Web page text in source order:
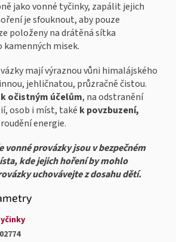
jako vonné tyčinky, zapálit jejich
je sfouknout, aby pouze
položeny na drátěná sítka
kamenných misek.
mají výraznou vůni himalájského
jehličnatou, průzračně čistou.
k očistným účelům, na odstranění
osob i míst, také k povzbuzení,
energie.
vonné provázky jsou v bezpečném
kde jejich hoření by mohlo
uchovávejte z dosahu dětí.